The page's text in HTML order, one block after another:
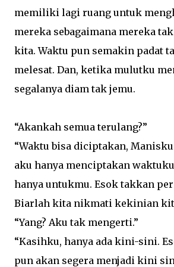
memiliki lagi ruang untuk
mereka sebagaimana mereka
kita. Waktu pun semakin padat
melesat. Dan, ketika mulutku
segalanya diam tak jemu.
“Akankah semua terulang?”
“Waktu bisa diciptakan,
aku hanya menciptakan
hanya untukmu. Esok takkan
Biarlah kita nikmati kekinian
“Yang? Aku tak mengerti.”
“Kasihku, hanya ada kini-sini.
pun akan segera menjadi kini